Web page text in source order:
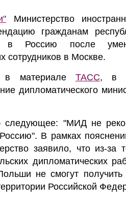
Министерство
гражданам
в Россию после
сотрудников в Москве.
в материале ТАСС, в
дипломатического
следующее: "МИД не
В рамках
заявило, что из-за
дипломатических
не смогут
Российской